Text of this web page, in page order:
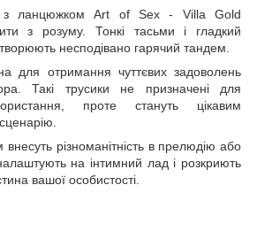
з ланцюжком Art of Sex - Villa Gold
з розуму. Тонкі тасьми і гладкий
несподівано гарячий тандем.
для отримання чуттєвих задоволень
Такі трусики не призначені для
проте стануть цікавим
різноманітність в прелюдію або
на інтимний лад і розкриють
вашої особистості.